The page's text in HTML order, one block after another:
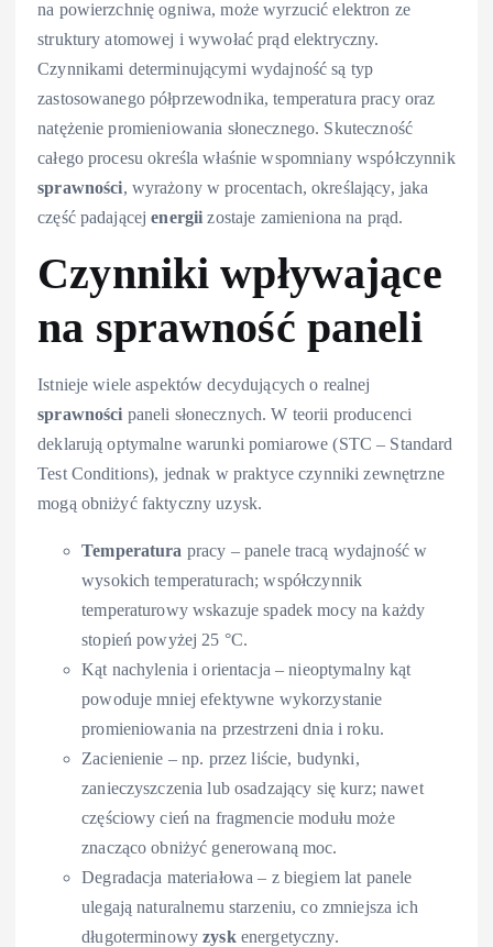
na powierzchnię ogniwa, może wyrzucić elektron ze
struktury atomowej i wywołać prąd elektryczny.
Czynnikami determinującymi wydajność są typ
zastosowanego półprzewodnika, temperatura pracy oraz
natężenie promieniowania słonecznego. Skuteczność
całego procesu określa właśnie wspomniany współczynnik
sprawności, wyrażony w procentach, określający, jaka
część padającejenergii zostaje zamieniona na prąd.
Czynniki wpływające
na sprawność paneli
Istnieje wiele aspektów decydujących o realnej
sprawności paneli słonecznych. W teorii producenci
deklarują optymalne warunki pomiarowe (STC – Standard
Test Conditions), jednak w praktyce czynniki zewnętrzne
mogą obniżyć faktyczny uzysk.
Temperatura pracy – panele tracą wydajność w
wysokich temperaturach; współczynnik
temperaturowy wskazuje spadek mocy na każdy
stopień powyżej 25 °C.
Kąt nachylenia i orientacja – nieoptymalny kąt
powoduje mniej efektywne wykorzystanie
promieniowania na przestrzeni dnia i roku.
Zacienienie – np. przez liście, budynki,
zanieczyszczenia lub osadzający się kurz; nawet
częściowy cień na fragmencie modułu może
znacząco obniżyć generowaną moc.
Degradacja materiałowa – z biegiem lat panele
ulegają naturalnemu starzeniu, co zmniejsza ich
długoterminowyzyskenergetyczny.